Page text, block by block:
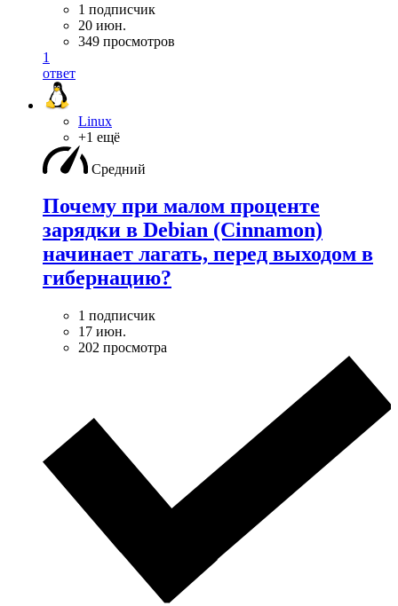
1 подписчик
20 июн.
349 просмотров
1
ответ
Linux
+1 ещё
Средний
Почему при малом проценте
зарядки в Debian (Cinnamon)
начинает лагать, перед выходом в
гибернацию?
1 подписчик
17 июн.
202 просмотра